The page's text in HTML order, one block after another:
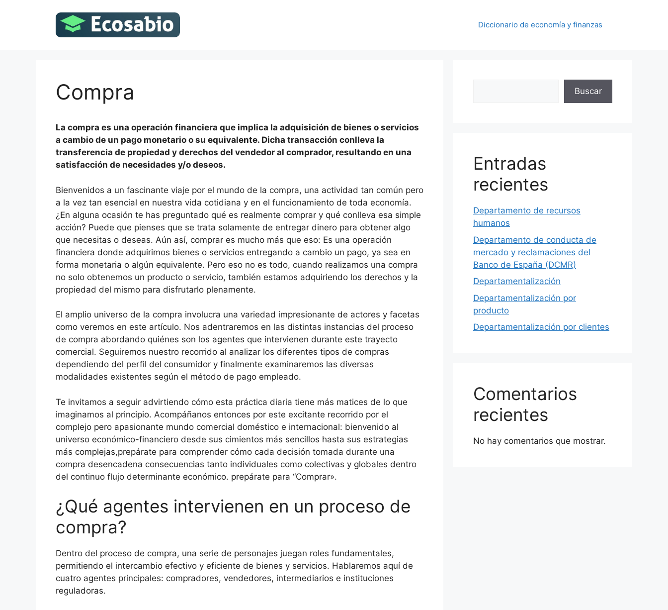
Diccionario de economía y finanzas
Compra
La compra es una operación financiera que implica la adquisición de bienes o servicios
a cambio de un pago monetario o su equivalente. Dicha transacción conlleva la
transferencia de propiedad y derechos del vendedor al comprador, resultando en una
satisfacción de necesidades y/o deseos.
Bienvenidos a un fascinante viaje por el mundo de la compra, una actividad tan común pero
a la vez tan esencial en nuestra vida cotidiana y en el funcionamiento de toda economía.
¿En alguna ocasión te has preguntado qué es realmente comprar y qué conlleva esa simple
acción? Puede que pienses que se trata solamente de entregar dinero para obtener algo
que necesitas o deseas. Aún así, comprar es mucho más que eso: Es una operación
financiera donde adquirimos bienes o servicios entregando a cambio un pago, ya sea en
forma monetaria o algún equivalente. Pero eso no es todo, cuando realizamos una compra
no solo obtenemos un producto o servicio, también estamos adquiriendo los derechos y la
propiedad del mismo para disfrutarlo plenamente.
El amplio universo de la compra involucra una variedad impresionante de actores y facetas
como veremos en este artículo. Nos adentraremos en las distintas instancias del proceso
de compra abordando quiénes son los agentes que intervienen durante este trayecto
comercial. Seguiremos nuestro recorrido al analizar los diferentes tipos de compras
dependiendo del perfil del consumidor y finalmente examinaremos las diversas
modalidades existentes según el método de pago empleado.
Te invitamos a seguir advirtiendo cómo esta práctica diaria tiene más matices de lo que
imaginamos al principio. Acompáñanos entonces por este excitante recorrido por el
complejo pero apasionante mundo comercial doméstico e internacional: bienvenido al
universo económico-financiero desde sus cimientos más sencillos hasta sus estrategias
más complejas,prepárate para comprender cómo cada decisión tomada durante una
compra desencadena consecuencias tanto individuales como colectivas y globales dentro
del continuo flujo determinante económico. prepárate para “Comprar».
¿Qué agentes intervienen en un proceso de
compra?
Dentro del proceso de compra, una serie de personajes juegan roles fundamentales,
permitiendo el intercambio efectivo y eficiente de bienes y servicios. Hablaremos aquí de
cuatro agentes principales: compradores, vendedores, intermediarios e instituciones
reguladoras.
Buscar
Entradas
recientes
Departamento de recursos
humanos
Departamento de conducta de
mercado y reclamaciones del
Banco de España (DCMR)
Departamentalización
Departamentalización por
producto
Departamentalización por clientes
Comentarios
recientes
No hay comentarios que mostrar.